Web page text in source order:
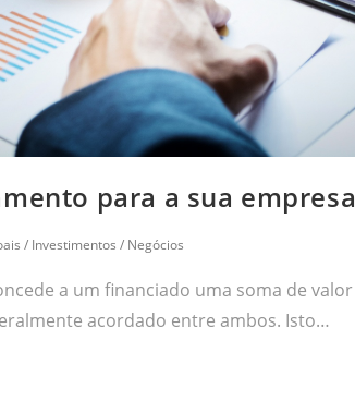
para a sua empresa
/ Investimentos / Negócios
a um financiado uma soma de valor
acordado entre ambos. Isto…